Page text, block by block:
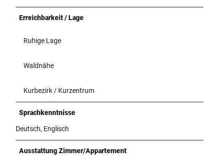
Erreichbarkeit / Lage
Ruhige Lage
Waldnähe
Kurbezirk / Kurzentrum
Sprachkenntnisse
Deutsch, Englisch
Ausstattung Zimmer/Appartement